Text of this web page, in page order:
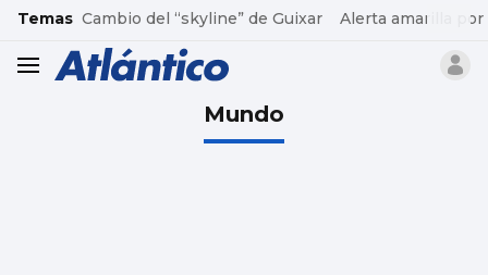
common.go-to-content
Temas Cambio del “skyline” de Guixar Alerta amarilla por
header.menu.open
Mundo